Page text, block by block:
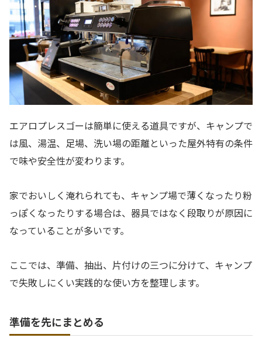
エアロプレスゴーは簡単に使える道具ですが、キャンプで
は風、湯温、足場、洗い場の距離といった屋外特有の条件
で味や安全性が変わります。
家でおいしく淹れられても、キャンプ場で薄くなったり粉
っぽくなったりする場合は、器具ではなく段取りが原因に
なっていることが多いです。
ここでは、準備、抽出、片付けの三つに分けて、キャンプ
で失敗しにくい実践的な使い方を整理します。
準備を先にまとめる